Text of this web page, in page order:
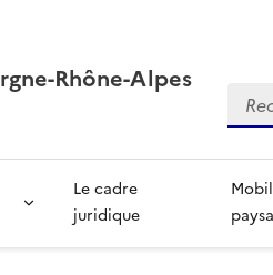
Rhône-Alpes
Le cadre
juridique